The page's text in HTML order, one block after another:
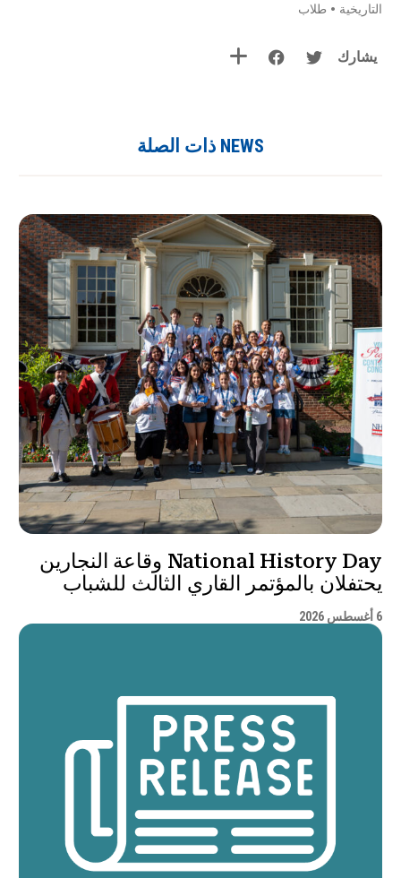
التاريخية • طلاب
يشارك
NEWS ذات الصلة
National History Day وقاعة النجارين
يحتفلان بالمؤتمر القاري الثالث للشباب
6 أغسطس 2026